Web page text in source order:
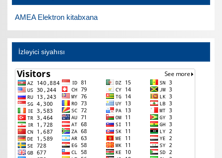
AMEA Elektron kitabxana
İzləyici siyahısı